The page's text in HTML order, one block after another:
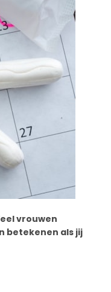
vrouwen
betekenen als jij